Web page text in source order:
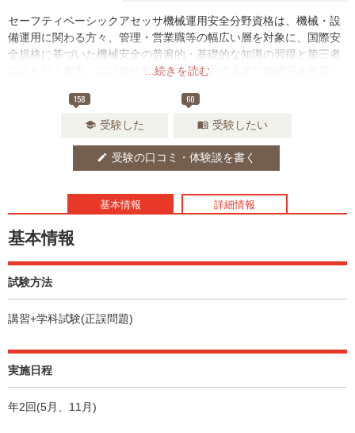
...続きを読む
セーフティベーシックアセッサ機械運用安全分野資格は、機械・設
備運用に関わる方々、管理・営業職等の幅広い層を対象に、国際安
全規格に基づいた機械安全の普遍的・基礎的な知識の習得と第三者
認証を行う教育・認証資格制度です。厚労省通達で機械安全教育に
めの人材育成に最適な資格です。
158
school 受験した
60
menu_book 受験したい
edit 受験の口コミ・体験談を書く
基本情報 詳細情報
基本情報
試験方法
講習+学科試験(正誤問題)
実施日程
年2回(5月、11月)